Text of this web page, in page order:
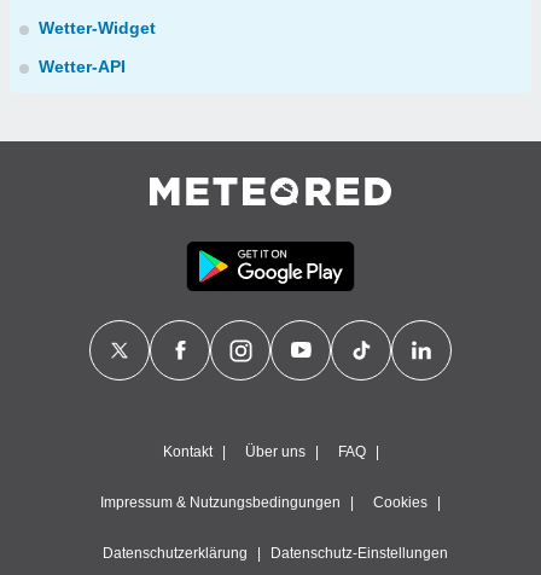
Wetter-Widget
Wetter-API
Kontakt Über uns FAQ
Impressum & Nutzungsbedingungen Cookies
Datenschutzerklärung Datenschutz-Einstellungen